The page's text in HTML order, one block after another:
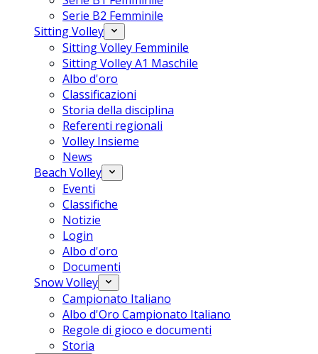
Serie B2 Femminile
Sitting Volley
Sitting Volley Femminile
Sitting Volley A1 Maschile
Albo d'oro
Classificazioni
Storia della disciplina
Referenti regionali
Volley Insieme
News
Beach Volley
Eventi
Classifiche
Notizie
Login
Albo d'oro
Documenti
Snow Volley
Campionato Italiano
Albo d'Oro Campionato Italiano
Regole di gioco e documenti
Storia